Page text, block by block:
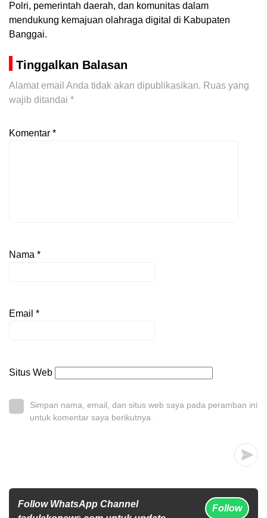
Polri, pemerintah daerah, dan komunitas dalam
mendukung kemajuan olahraga digital di Kabupaten
Banggai.
Tinggalkan Balasan
Alamat email Anda tidak akan dipublikasikan. Ruas yang
wajib ditandai *
Komentar *
Nama *
Email *
Situs Web
Simpan nama, email, dan situs web saya pada peramban ini
untuk komentar saya berikutnya.
Follow WhatsApp Channel
Follow